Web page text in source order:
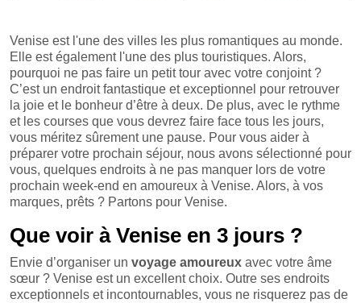
Venise est l'une des villes les plus romantiques au monde.
Elle est également l'une des plus touristiques. Alors,
pourquoi ne pas faire un petit tour avec votre conjoint ?
C’est un endroit fantastique et exceptionnel pour retrouver
la joie et le bonheur d’être à deux. De plus, avec le rythme
et les courses que vous devrez faire face tous les jours,
vous méritez sûrement une pause. Pour vous aider à
préparer votre prochain séjour, nous avons sélectionné pour
vous, quelques endroits à ne pas manquer lors de votre
prochain week-end en amoureux à Venise. Alors, à vos
marques, prêts ? Partons pour Venise.
Que voir à Venise en 3 jours ?
Envie d’organiser un voyage amoureux avec votre âme
sœur ? Venise est un excellent choix. Outre ses endroits
exceptionnels et incontournables, vous ne risquerez pas de